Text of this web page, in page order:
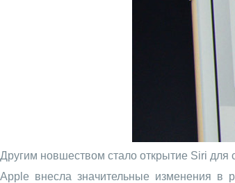
Другим новшеством стало открытие Siri для
Apple внесла значительные изменения в